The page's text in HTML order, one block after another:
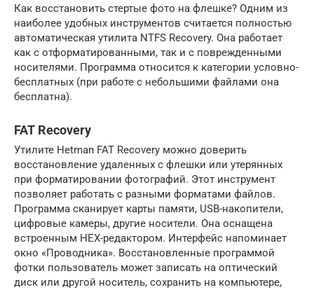
Как восстановить стертые фото на флешке? Одним из
наиболее удобных инструментов считается полностью
автоматическая утилита NTFS Recovery. Она работает
как с отформатированными, так и с поврежденными
носителями. Программа относится к категории условно-
бесплатных (при работе с небольшими файлами она
бесплатна).
FAT Recovery
Утилите Hetman FAT Recovery можно доверить
восстановление удаленных с флешки или утерянных
при форматировании фотографий. Этот инструмент
позволяет работать с разными форматами файлов.
Программа сканирует карты памяти, USB-накопители,
цифровые камеры, другие носители. Она оснащена
встроенным HEX-редактором. Интерфейс напоминает
окно «Проводника». Восстановленные программой
фотки пользователь может записать на оптический
диск или другой носитель, сохранить на компьютере,